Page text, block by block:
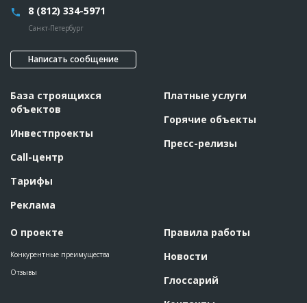
8 (812) 334-5971
Санкт-Петербург
Написать сообщение
База строящихся
объектов
Инвестпроекты
Call-центр
Тарифы
Реклама
О проекте
Конкурентные преимущества
Отзывы
Платные услуги
Горячие объекты
Пресс-релизы
Правила работы
Новости
Глоссарий